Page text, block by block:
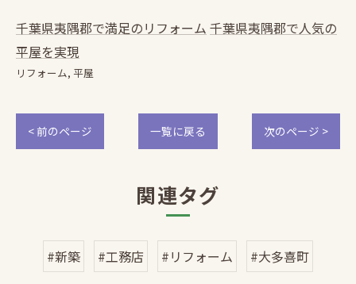
千葉県夷隅郡で満足のリフォーム 千葉県夷隅郡で人気の
平屋を実現
リフォーム 平屋
< 前のページ 一覧に戻る 次のページ >
関連タグ
#新築 #工務店 #リフォーム #大多喜町